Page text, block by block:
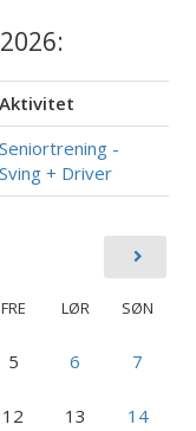
Aktivitet
Seniortrening -
Sving + Driver
FRE LØR SØN
5 6 7
12 13 14